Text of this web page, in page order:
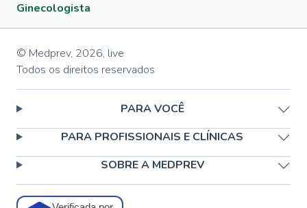
Ginecologista
© Medprev, 2026, live
Todos os direitos reservados
PARA VOCÊ
PARA PROFISSIONAIS E CLÍNICAS
SOBRE A MEDPREV